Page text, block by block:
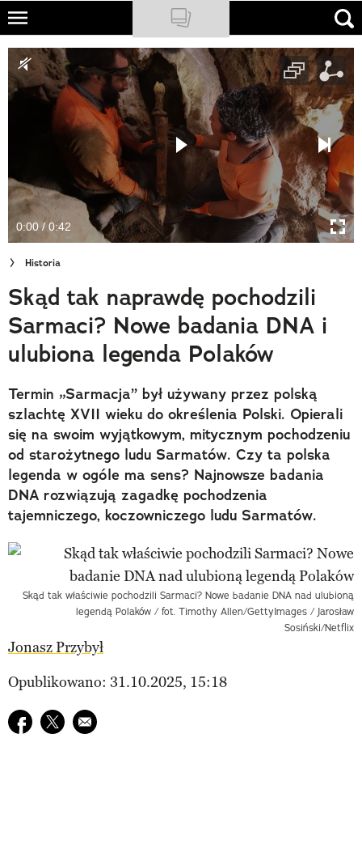
Skip
main
content
NATIONAL GEOGRAPHIC
TRAVELER
PODCASTY
Newsletter
Cuda Polski
Wielki Konkurs Fotograficzny
Trendbook Podróżniczy
Polecane
0:00 / 0:42
Historia
Skąd tak naprawdę pochodzili
Sarmaci? Nowe badania DNA i
ulubiona legenda Polaków
Termin „Sarmacja” był używany przez polską
szlachtę XVII wieku do określenia Polski. Opierali
się na swoim wyjątkowym, mitycznym pochodzeniu
od starożytnego ludu Sarmatów. Czy ta polska
legenda w ogóle ma sens? Najnowsze badania
DNA rozwiązują zagadkę pochodzenia
tajemniczego, koczowniczego ludu Sarmatów.
Skąd tak właściwie pochodzili Sarmaci? Nowe badanie DNA nad ulubioną
legendą Polaków / fot. Timothy Allen/GettyImages / Jarosław
Sosiński/Netflix
Jonasz Przybył
Opublikowano: 31.10.2025, 15:18
Udostępnij na facebook
Udostępnij na twitter
E-mail do przyjaciela